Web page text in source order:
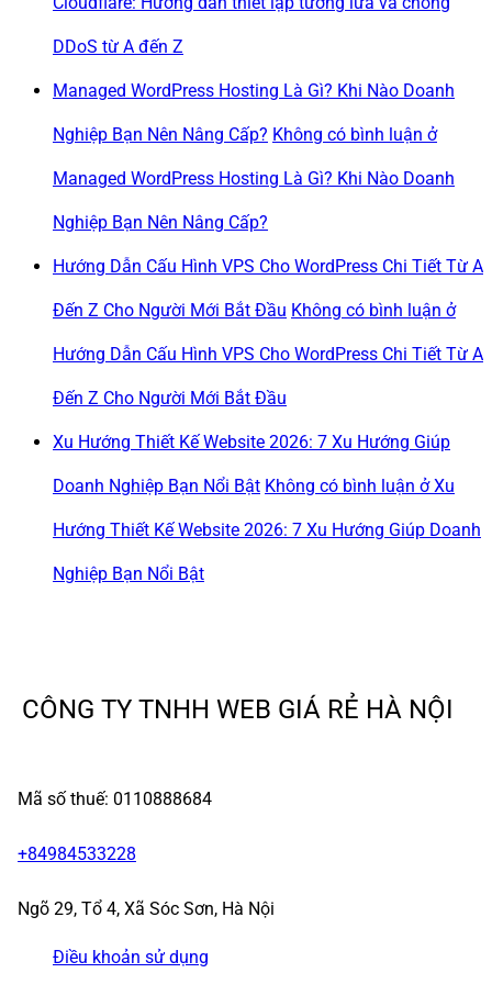
DDoS từ A đến Z
Managed WordPress Hosting Là Gì? Khi Nào Doanh
Nghiệp Bạn Nên Nâng Cấp? Không có bình luận ở
Managed WordPress Hosting Là Gì? Khi Nào Doanh
Nghiệp Bạn Nên Nâng Cấp?
Hướng Dẫn Cấu Hình VPS Cho WordPress Chi Tiết Từ A
Đến Z Cho Người Mới Bắt Đầu Không có bình luận ở
Hướng Dẫn Cấu Hình VPS Cho WordPress Chi Tiết Từ A
Đến Z Cho Người Mới Bắt Đầu
Xu Hướng Thiết Kế Website 2026: 7 Xu Hướng Giúp
Doanh Nghiệp Bạn Nổi Bật Không có bình luận ở Xu
Hướng Thiết Kế Website 2026: 7 Xu Hướng Giúp Doanh
Nghiệp Bạn Nổi Bật
CÔNG TY TNHH WEB GIÁ RẺ HÀ NỘI
Mã số thuế: 0110888684
+84984533228
Ngõ 29, Tổ 4, Xã Sóc Sơn, Hà Nội
Điều khoản sử dụng